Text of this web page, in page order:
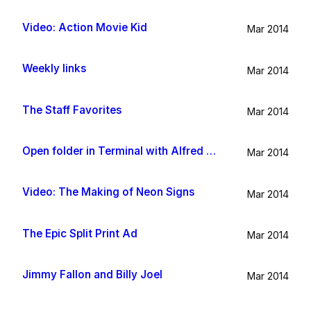
Video: Action Movie Kid Mar 2014
Weekly links Mar 2014
The Staff Favorites Mar 2014
Open folder in Terminal with Alfred App Mar 2014
Video: The Making of Neon Signs Mar 2014
The Epic Split Print Ad Mar 2014
Jimmy Fallon and Billy Joel Mar 2014